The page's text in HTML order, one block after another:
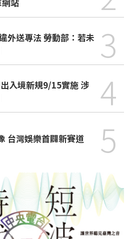
外送專法 勞動部：若未 3
入境新規9/15實施 涉
4
台灣娛樂首闢新賽道 5